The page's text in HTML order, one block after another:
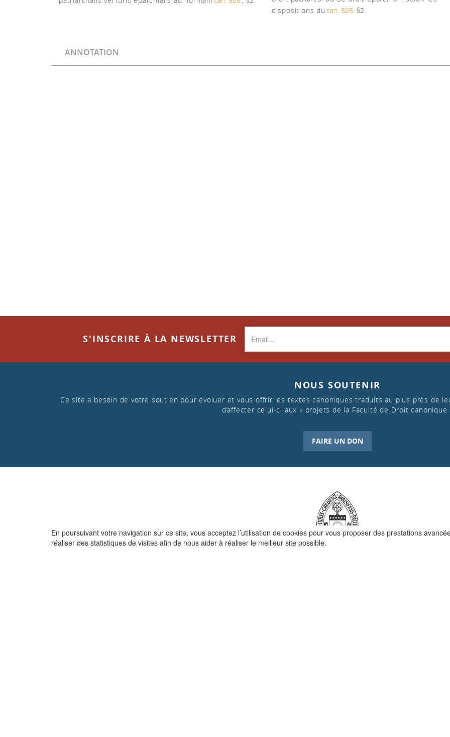
En poursuivant votre navigation sur ce site, vous acceptez l’utilisation de cookies pour vous proposer des prestations
réaliser des statistiques de visites afin de nous aider à réaliser le meilleur site possible.
dispositions du can. 505 §2.
ANNOTATION
S'INSCRIRE À LA NEWSLETTER
NOUS SOUTENIR
Ce site a besoin de votre soutien pour évoluer et vous offrir les textes canoniques traduits au plus près de
d’affecter celui-ci aux « projets de la Faculté de Droit canonique
FAIRE UN DON